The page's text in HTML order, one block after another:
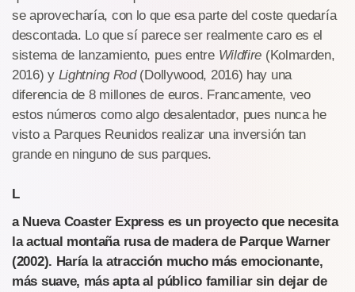
se aprovecharía, con lo que esa parte del coste quedaría
descontada. Lo que sí parece ser realmente caro es el
sistema de lanzamiento, pues entre Wildfire (Kolmarden,
2016) y Lightning Rod(Dollywood, 2016) hay una
diferencia de 8 millones de euros. Francamente, veo
estos números como algo desalentador, pues nunca he
visto a Parques Reunidos realizar una inversión tan
grande en ninguno de sus parques.
L
a Nueva Coaster Express es un proyecto que necesita
la actual montaña rusa de madera de Parque Warner
(2002). Haría la atracción mucho más emocionante,
más suave, más apta al público familiar sin dejar de